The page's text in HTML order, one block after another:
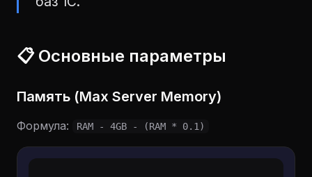
📋 Основные параметры
Память (Max Server Memory)
Формула: RAM - 4GB - (RAM * 0.1)